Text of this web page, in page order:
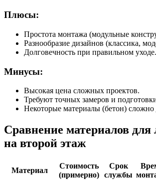
Плюсы:
Простота монтажа (модульные
Разнообразие дизайнов (классика,
Долговечность при правильном уходе.
Минусы:
Высокая цена сложных проектов.
Требуют точных замеров и
Некоторые материалы (бетон) сложно
Сравнение материалов
на второй этаж
Материал
Стоимость
(примерно)
Срок
службы